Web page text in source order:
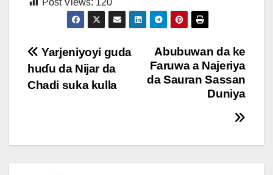
Post
navigation
Abubuwan da ke
Faruwa a Najeriya
da Sauran Sassan
Duniya
Yarjeniyoyi guda
huɗu da Nijar da
Chadi suka kulla